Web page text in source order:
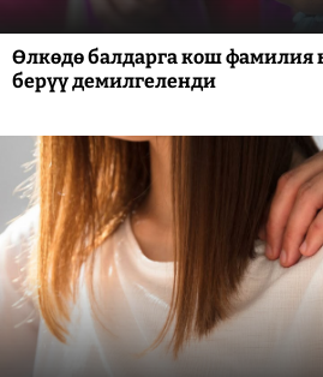
Өлкөдө балдарга кош фамилия
берүү демилгеленди